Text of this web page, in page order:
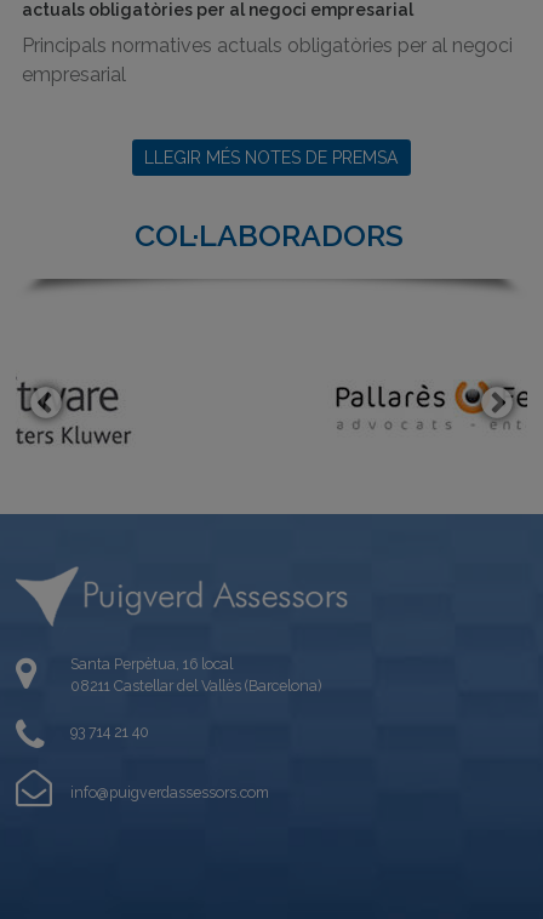
actuals obligatòries per al negoci empresarial
Principals normatives actuals obligatòries per al negoci
empresarial
LLEGIR MÉS NOTES DE PREMSA
COL·LABORADORS
Santa Perpètua, 16 local
08211 Castellar del Vallès (Barcelona)
93 714 21 40
info@puigverdassessors.com